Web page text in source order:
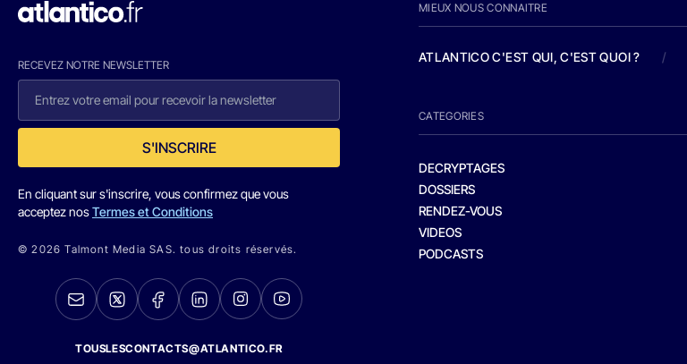
RECEVEZ NOTRE NEWSLETTER
S'INSCRIRE
En cliquant sur s'inscrire, vous confirmez que vous
acceptez nosTermes et Conditions
© 2026 Talmont Media SAS. tous droits réservés.
TOUSLESCONTACTS@ATLANTICO.FR
MIEUX NOUS CONNAITRE
ATLANTICO C'EST QUI, C'EST QUOI ? /
CATEGORIES
DECRYPTAGES
DOSSIERS
RENDEZ-VOUS
VIDEOS
PODCASTS